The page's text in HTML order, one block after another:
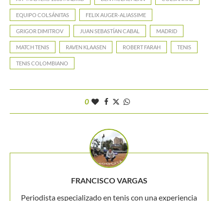
EQUIPO COLSÁNITAS FELIX AUGER-ALIASSIME
GRIGOR DIMITROV JUAN SEBASTÍAN CABAL MADRID
MATCH TENIS RAVEN KLAASEN ROBERT FARAH TENIS
TENIS COLOMBIANO
0
FRANCISCO VARGAS
Periodista especializado en tenis con una experiencia